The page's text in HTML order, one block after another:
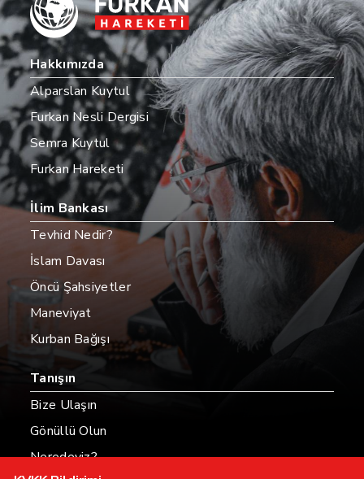
Hakkımızda
Alparslan Kuytul
Furkan Nesli Dergisi
Semra Kuytul
Furkan Hareketi
İlim Bankası
Tevhid Nedir?
İslam Davası
Öncü Şahsiyetler
Maneviyat
Kurban Bağışı
Tanışın
Bize Ulaşın
Gönüllü Olun
Neredeyiz?